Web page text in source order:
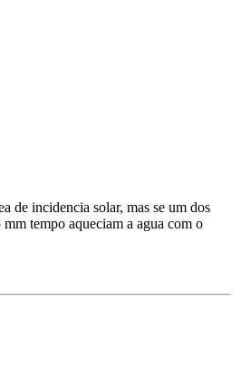
de incidencia solar, mas se um dos
tempo aqueciam a agua com o